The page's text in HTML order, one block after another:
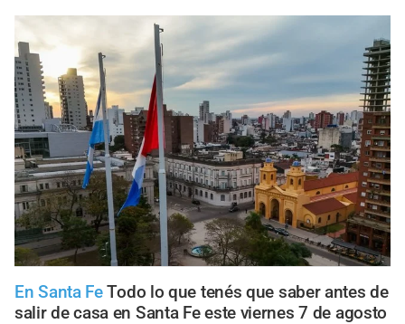
En Santa FeTodo lo que tenés que saber antes de
salir de casa en Santa Fe este viernes 7 de agosto